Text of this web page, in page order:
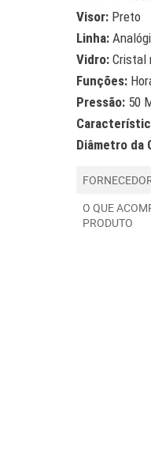
Visor: Preto
Linha:
Vidro: Cristal
Funções:
Pressão: 50
Diâmetro da
O QUE
PRODUTO